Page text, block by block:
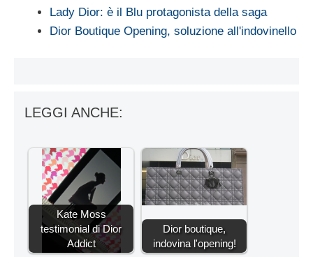
Lady Dior: è il Blu protagonista della saga
Dior Boutique Opening, soluzione all'indovinello
LEGGI ANCHE:
Kate Moss
testimonial di Dior
Addict
Dior boutique,
indovina l'opening!